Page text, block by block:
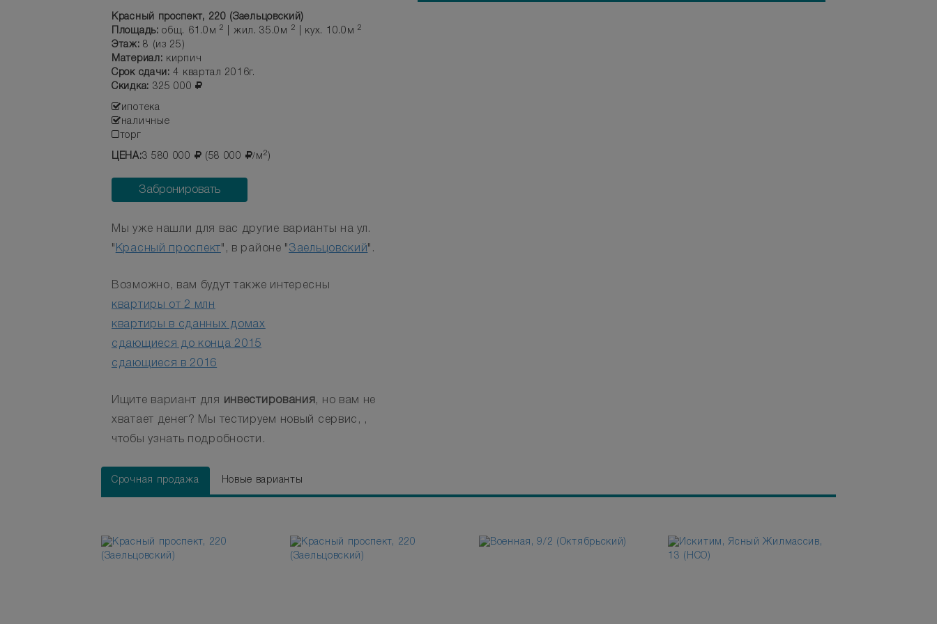
Красный проспект, 220 (Заельцовский)
Площадь: общ. 61.0м2 | жил. 35.0м 2 | кух. 10.0м2
Этаж: 8 (из 25)
Материал: кирпич
Срок сдачи: 4 квартал 2016г.
Скидка: 325 000
ипотека
наличные
торг
ЦЕНА:3 580 000 (58 000 /м 2)
Забронировать
Мы уже нашли для вас другие варианты на ул.
" Красный проспект", в районе " Заельцовский ".
Возможно, вам будут также интересны
квартиры от 2 млн
квартиры в сданных домах
сдающиеся до конца 2015
сдающиеся в 2016
Ищите вариант для инвестирования , но вам не
хватает денег? Мы тестируем новый сервис, ,
чтобы узнать подробности.
Срочная продажа Новые варианты